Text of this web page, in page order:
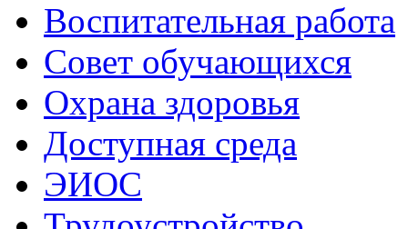
Воспитательная работа
Совет обучающихся
Охрана здоровья
Доступная среда
ЭИОС